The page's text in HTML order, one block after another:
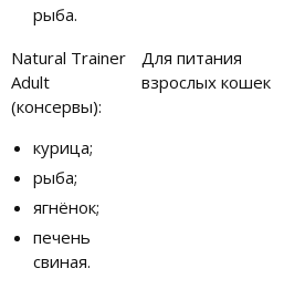
рыба.
Natural Trainer
Adult
(консервы):
курица;
рыба;
ягнёнок;
печень
свиная.
Для питания
взрослых кошек